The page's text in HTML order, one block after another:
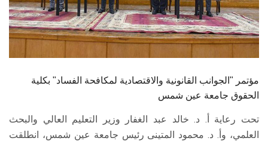
الموظفون
الزائـرون
مؤتمر "الجوانب القانونية والاقتصادية لمكافحة الفساد" بكلية
الحقوق جامعة عين شمس
تحت رعاية أ. د. خالد عبد الغفار وزير التعليم العالي والبحث
العلمي، وأ. د. محمود المتينى رئيس جامعة عين شمس، انطلقت